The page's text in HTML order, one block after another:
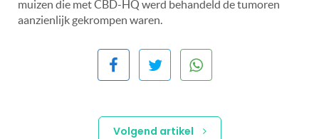
muizen die met CBD-HQ werd behandeld de tumoren
aanzienlijk gekrompen waren.
Volgend artikel